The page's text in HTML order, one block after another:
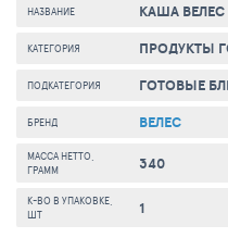
НАЗВАНИЕ КАША
КАТЕГОРИЯ ПРОДУКТЫ
ПОДКАТЕГОРИЯ ГОТОВЫЕ
БРЕНД ВЕЛЕС
МАССА НЕТТО,
ГРАММ
340
К-ВО В УПАКОВКЕ,
ШТ
1